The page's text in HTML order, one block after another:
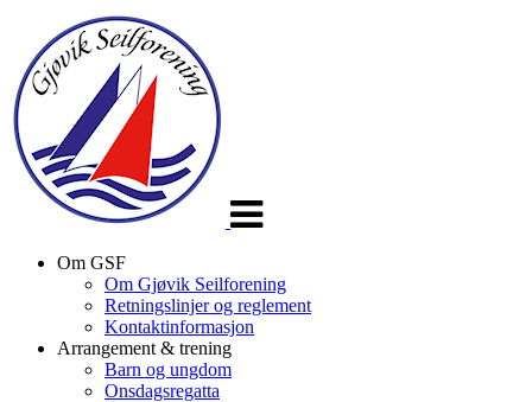
Om GSF
Om Gjøvik Seilforening
Retningslinjer og reglement
Kontaktinformasjon
Arrangement & trening
Barn og ungdom
Onsdagsregatta